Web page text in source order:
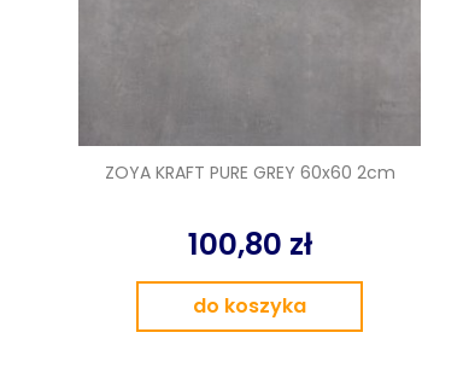
ZOYA KRAFT PURE GREY 60x60 2cm
100,80 zł
do koszyka